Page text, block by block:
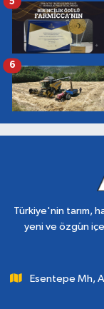
6
Türkiye'nin tarım,
yeni ve özgün
Esentepe Mh,